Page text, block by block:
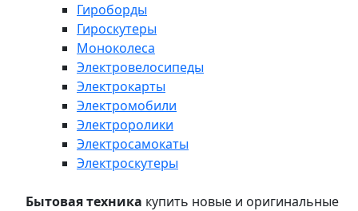
Гироборды
Гироскутеры
Моноколеса
Электровелосипеды
Электрокарты
Электромобили
Электроролики
Электросамокаты
Электроскутеры
Бытовая техника купить новые и оригинальные